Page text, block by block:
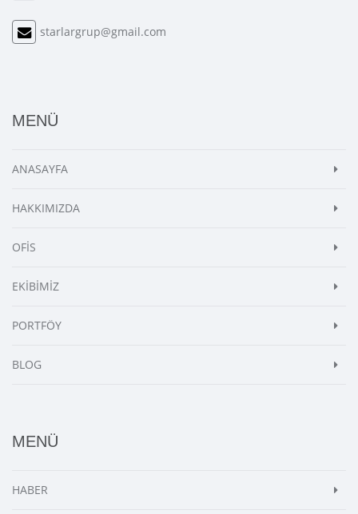
starlargrup@gmail.com
MENÜ
ANASAYFA
HAKKIMIZDA
OFİS
EKİBİMİZ
PORTFÖY
BLOG
MENÜ
HABER